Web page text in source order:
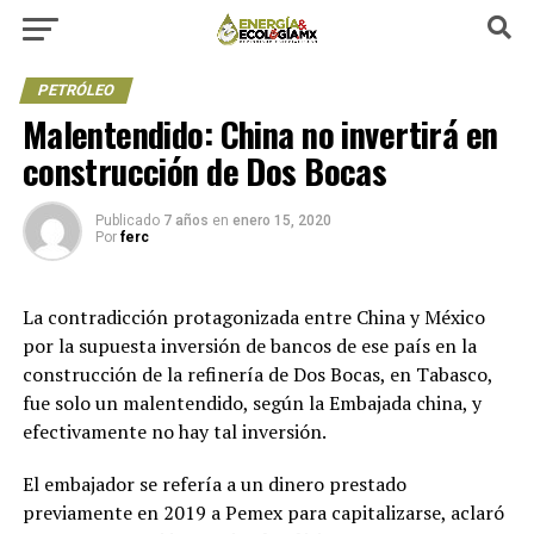
PETRÓLEO
Malentendido: China no invertirá en
construcción de Dos Bocas
Publicado 7 años en enero 15, 2020
Por ferc
La contradicción protagonizada entre China y México
por la supuesta inversión de bancos de ese país en la
construcción de la refinería de Dos Bocas, en Tabasco,
fue solo un malentendido, según la Embajada china, y
efectivamente no hay tal inversión.
El embajador se refería a un dinero prestado
previamente en 2019 a Pemex para capitalizarse, aclaró